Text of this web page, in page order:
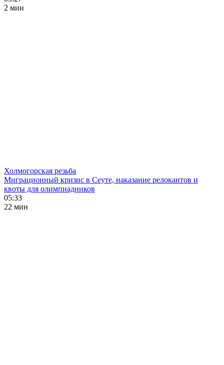
2 мин
Холмогорская резьба
Миграционный кризис в Сеуте, наказание релокантов и
квоты для олимпиадников
05:33
22 мин